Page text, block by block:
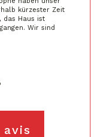
das Haus ist
Wir sind